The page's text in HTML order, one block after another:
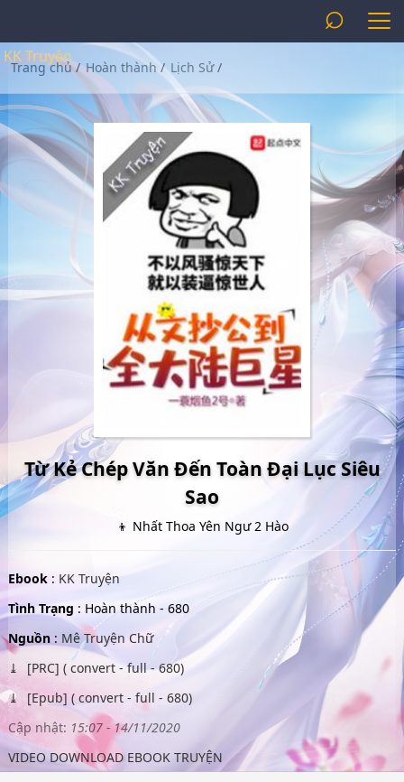
KK Truyện
⌕
Trang chủ/ Hoàn thành / Lịch Sử/
Từ Kẻ Chép Văn Đến Toàn Đại Lục Siêu
Sao
👦 Nhất Thoa Yên Ngư 2 Hào
Ebook : KK Truyện
Tình Trạng : Hoàn thành - 680
Nguồn: Mê Truyện Chữ
[PRC] ( convert - full - 680)
[Epub] ( convert - full - 680)
Cập nhật: 15:07 - 14/11/2020
VIDEO DOWNLOAD EBOOK TRUYỆN